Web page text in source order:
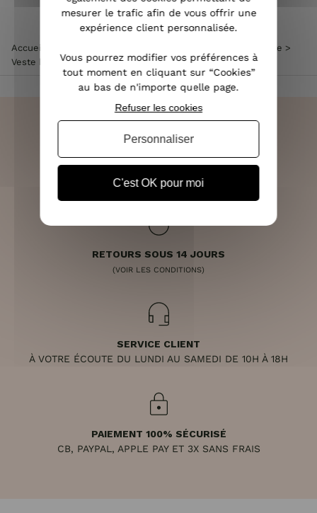
Accueil Blazer femme >
Veste blazer unie blanche
LIVRAISON RAPIDE
OFFERTE DÈS 70€
RETOURS SOUS 14 JOURS
(VOIR LES CONDITIONS)
SERVICE CLIENT
À VOTRE ÉCOUTE DU LUNDI AU SAMEDI DE 10H À 18H
PAIEMENT 100% SÉCURISÉ
CB, PAYPAL, APPLE PAY ET 3X SANS FRAIS
mesurer le trafic afin de vous offrir une
expérience client personnalisée.
Vous pourrez modifier vos préférences à
tout moment en cliquant sur “Cookies”
au bas de n'importe quelle page.
C'est OK pour moi
Refuser les cookies
Personnaliser